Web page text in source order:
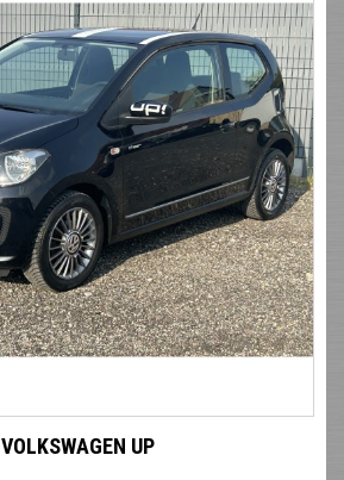
VOLKSWAGEN UP